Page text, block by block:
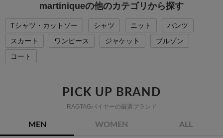
martiniqueの他のカテゴリから探す
Tシャツ・カットソー シャツ ニット
パンツ
スカート
ワンピース ジャケット
ブルゾン
コート
PICK UP BRAND
RAGTAGバイヤーの厳選ブランド
MEN WOMEN ALL